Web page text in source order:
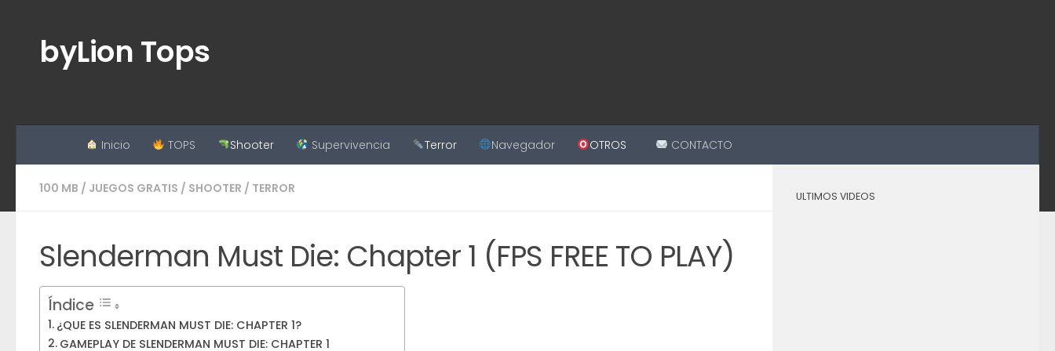
byLion Tops
Inicio TOPS Shooter Supervivencia Terror Navegador OTROS CONTACTO
100 MB / JUEGOS GRATIS / SHOOTER / TERROR
Slenderman Must Die: Chapter 1 (FPS FREE TO PLAY)
Índice
¿QUE ES SLENDERMAN MUST DIE: CHAPTER 1?
GAMEPLAY DE SLENDERMAN MUST DIE: CHAPTER 1
ULTIMOS VIDEOS